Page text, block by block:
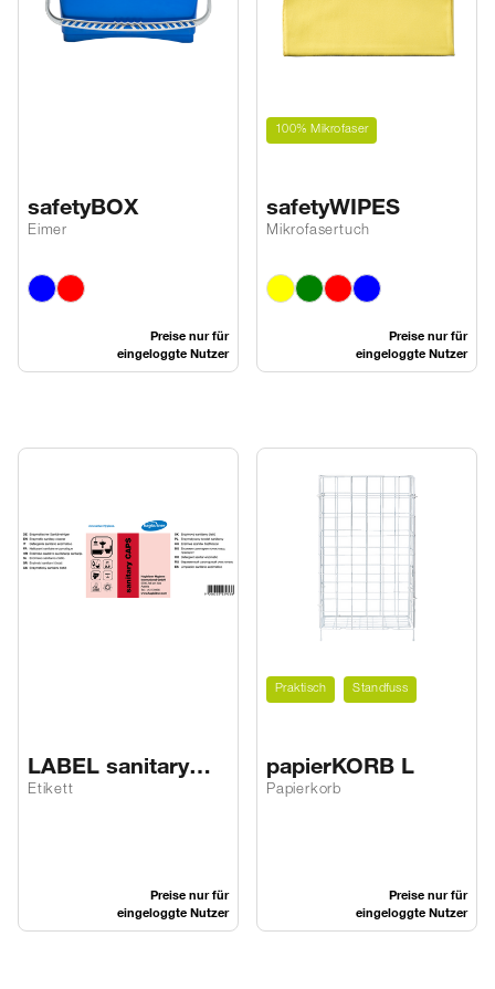
safetyBOX
Eimer
Preise nur für
eingeloggte Nutzer
100% Mikrofaser
safetyWIPES
Mikrofasertuch
Preise nur für
eingeloggte Nutzer
LABEL sanitary
CAPS
Etikett
Preise nur für
eingeloggte Nutzer
Praktisch Standfuss
papierKORB L
Papierkorb
Preise nur für
eingeloggte Nutzer